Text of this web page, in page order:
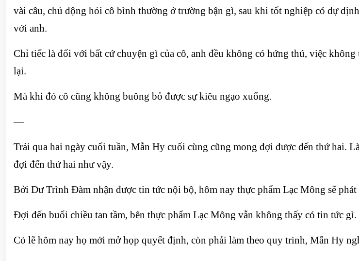
vài câu, chủ động hỏi cô bình thường ở trường bận gì, sau khi tốt nghiệp có dự
với anh.
Chỉ tiếc là đối với bất cứ chuyện gì của cô, anh đều không có hứng thú, việc
lại.
Mà khi đó cô cũng không buông bỏ được sự kiêu ngạo xuống.
—
Trải qua hai ngày cuối tuần, Mẫn Hy cuối cùng cũng mong đợi được đến thứ hai.
đợi đến thứ hai như vậy.
Bởi Dư Trình Đàm nhận được tin tức nội bộ, hôm nay thực phẩm Lạc Mông sẽ
Đợi đến buổi chiều tan tầm, bên thực phẩm Lạc Mông vẫn không thấy có tin tức gì.
Có lẽ hôm nay họ mới mở họp quyết định, còn phải làm theo quy trình, Mẫn Hy